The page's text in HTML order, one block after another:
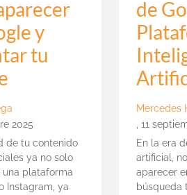
y
tu
2025
de tu contenido
ya no solo
plataforma
Instagram, ya
de
Mercedes
11
En la era
artificial,
aparecer
búsqueda